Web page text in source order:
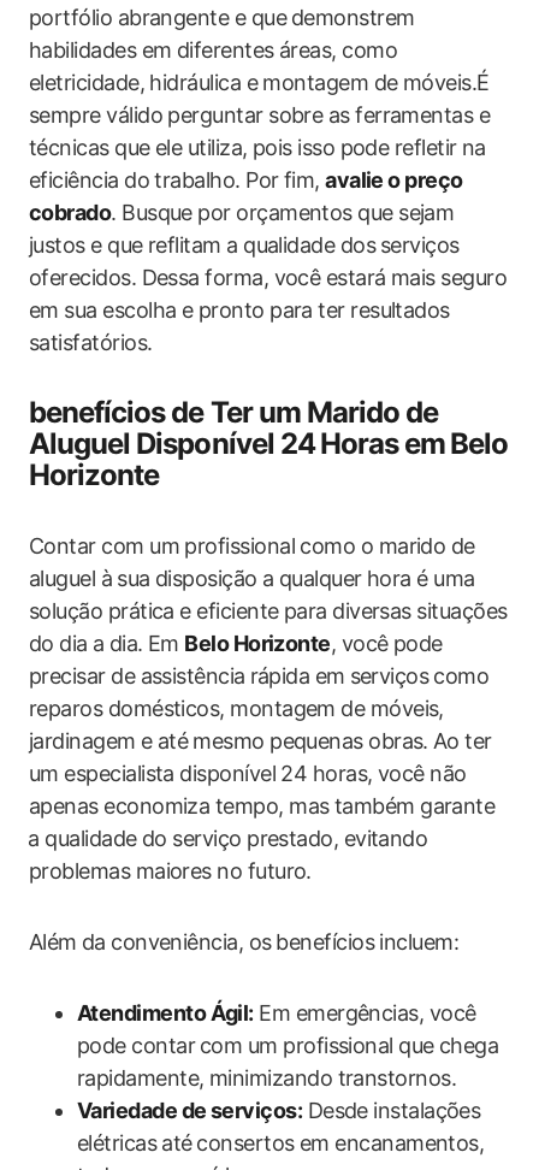
portfólio abrangente e que ⁣demonstrem
habilidades em‍ diferentes áreas, como
eletricidade, hidráulica e montagem de móveis.É
sempre válido perguntar sobre as ferramentas e
técnicas que ele utiliza,​ pois​ isso pode refletir na
eficiência do trabalho. Por fim,avalie o preço
cobrado. Busque por orçamentos que sejam
justos e que reflitam ‌a qualidade dos ⁢serviços
oferecidos. Dessa forma, você estará mais seguro
em sua​ escolha e pronto para ter resultados
satisfatórios.
benefícios de Ter um Marido‌ de
Aluguel Disponível 24 ⁤Horas em⁤ Belo
Horizonte
Contar com um​ profissional como o marido de
aluguel à ⁣sua disposição‍ a qualquer hora é uma
solução prática e eficiente para‍ diversas situações
do dia ⁤a dia. Em Belo Horizonte, você pode
precisar de assistência⁤ rápida em⁢ serviços⁣ como
reparos domésticos, montagem de‌ móveis,
jardinagem e até ⁤mesmo ​pequenas obras.⁤ Ao ter
um especialista disponível 24 horas, você não
apenas economiza tempo, mas também garante
⁣a ​qualidade do serviço prestado, evitando
problemas maiores no futuro.
Além⁣ da conveniência, os ⁣benefícios incluem:
Atendimento Ágil: Em emergências, você
pode contar⁢ com um‍ profissional que chega
rapidamente,​ minimizando transtornos.
Variedade de serviços: Desde instalações
elétricas ⁣até ⁢consertos em encanamentos,